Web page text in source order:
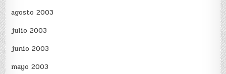
agosto 2003
julio 2003
junio 2003
mayo 2003